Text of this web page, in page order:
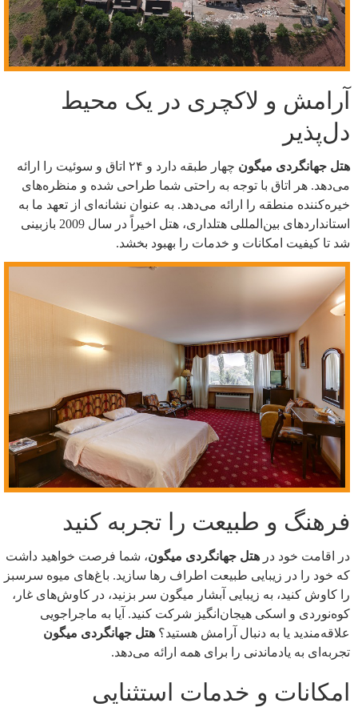
آرامش و لاکچری در یک محیط
دل‌پذیر
هتل جهانگردی میگون
چهار طبقه دارد و ۲۴ اتاق و سوئیت را ارائه
می‌دهد. هر اتاق با توجه به راحتی شما طراحی شده و منظره‌های
خیره‌کننده منطقه را ارائه می‌دهد. به عنوان نشانه‌ای از تعهد ما به
استانداردهای بین‌المللی هتلداری، هتل اخیراً در سال 2009 بازبینی
شد تا کیفیت امکانات و خدمات را بهبود بخشد.
فرهنگ و طبیعت را تجربه کنید
در اقامت خود در هتل جهانگردی میگون، شما فرصت خواهید داشت
که خود را در زیبایی طبیعت اطراف رها سازید. باغ‌های میوه سرسبز
را کاوش کنید، به زیبایی آبشار میگون سر بزنید، در کاوش‌های غار،
کوه‌نوردی و اسکی هیجان‌انگیز شرکت کنید. آیا به ماجراجویی
علاقه‌مندید یا به دنبال آرامش هستید؟ هتل جهانگردی میگون
تجربه‌ای به یادماندنی را برای همه ارائه می‌دهد.
امکانات و خدمات استثنایی